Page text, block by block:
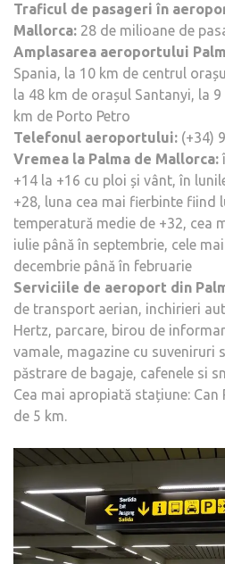
Traficul de pasageri în
Mallorca: 28 de milioane de
Amplasarea aeroportului
Spania, la 10 km de centrul
la 48 km de orașul Santanyi, la
km de Porto Petro
Telefonul aeroportului: (+34)
Vremea la Palma de Mallorca:
+14 la +16 cu ploi și vânt, în
+28, luna cea mai fierbinte fiind
temperatură medie de +32, cea
iulie până în septembrie, cele
decembrie până în februarie
Serviciile de aeroport din
de transport aerian, inchirieri
Hertz, parcare, birou de
vamale, magazine cu suveniruri
păstrare de bagaje, cafenele si
Cea mai apropiată stațiune:
de 5 km.